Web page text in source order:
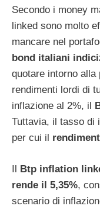
Secondo i money
linked sono molto
mancare nel
bond italiani
quotare intorno alla
rendimenti lordi di
inflazione al 2%, il
Tuttavia, il tasso di
per cui il
Il Btp inflation
rende il 5,35%,
scenario di